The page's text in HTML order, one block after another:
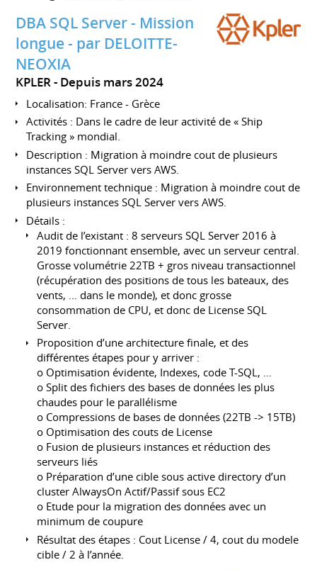
DBA SQL Server - Mission
longue - par DELOITTE-
NEOXIA
KPLER Depuis mars 2024
Localisation: France - Grèce
Activités : Dans le cadre de leur activité de « Ship
Tracking » mondial.
Description : Migration à moindre cout de plusieurs
instances SQL Server vers AWS.
Environnement technique : Migration à moindre cout de
plusieurs instances SQL Server vers AWS.
Détails :
Audit de l’existant : 8 serveurs SQL Server 2016 à
2019 fonctionnant ensemble, avec un serveur central.
Grosse volumétrie 22TB + gros niveau transactionnel
(récupération des positions de tous les bateaux, des
vents, … dans le monde), et donc grosse
consommation de CPU, et donc de License SQL
Server.
Proposition d’une architecture finale, et des
différentes étapes pour y arriver :
o Optimisation évidente, Indexes, code T-SQL, …
o Split des fichiers des bases de données les plus
chaudes pour le parallélisme
o Compressions de bases de données (22TB -> 15TB)
o Optimisation des couts de License
o Fusion de plusieurs instances et réduction des
serveurs liés
o Préparation d’une cible sous active directory d’un
cluster AlwaysOn Actif/Passif sous EC2
o Etude pour la migration des données avec un
minimum de coupure
Résultat des étapes : Cout License / 4, cout du modele
cible / 2 à l’année.